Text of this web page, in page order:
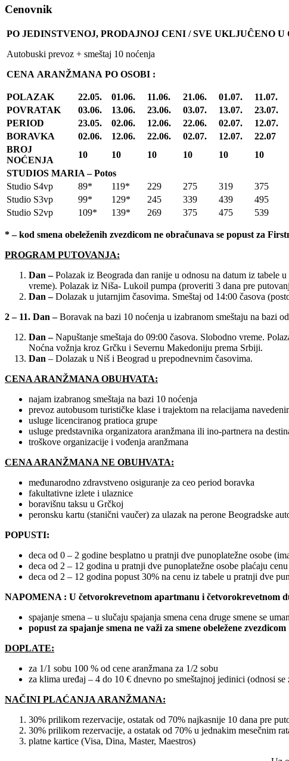
Cenovnik
PO JEDINSTVENOJ, PRODAJNOJ CENI / SVE UKLJUĈENO U
Autobuski prevoz + smeštaj 10 noćenja
CENA ARANŽMANA PO OSOBI :
POLAZAK 22.05. 01.06. 11.06. 21.06. 01.07. 11.07.
POVRATAK
03.06. 13.06. 23.06. 03.07. 13.07. 23.07.
PERIOD
23.05. 02.06. 12.06. 22.06. 02.07. 12.07.
BORAVKA
02.06. 12.06. 22.06. 02.07. 12.07. 22.07
BROJ
NOĆENJA
10 10 10 10 10 10
STUDIOS MARIA – Potos
Studio S4vp
89* 119* 229 275 319 375
Studio S3vp
99* 129* 245 339 439 495
Studio S2vp
109* 139* 269 375 475 539
* – kod smena obeleženih zvezdicom ne obračunava se popust za
PROGRAM PUTOVANJA:
Dan –Polazak iz Beograda dan ranije u odnosu na datum iz tabele
vreme). Polazak iz Niša- Lukoil pumpa (proveriti 3 dana pre
Dan –Dolazak u jutarnjim časovima. Smeštaj od 14:00 časova
2 – 11. Dan –Boravak na bazi 10 noćenja u izabranom smeštaju na bazi
Dan –Napuštanje smeštaja do 09:00 časova. Slobodno vreme.
Noćna vožnja kroz Grčku i Severnu Makedoniju prema Srbiji.
Dan – Dolazak u Niš i Beograd u prepodnevnim časovima.
CENA ARANŽMANA OBUHVATA:
najam izabranog smeštaja na bazi 10 noćenja
prevoz autobusom turističke klase i trajektom na relacijama
usluge licenciranog pratioca grupe
usluge predstavnika organizatora aranžmana ili ino-partnera na
troškove organizacije i vođenja aranžmana
CENA ARANŽMANA NE OBUHVATA:
međunarodno zdravstveno osiguranje za ceo period boravka
fakultativne izlete i ulaznice
boravišnu taksu u Grčkoj
peronsku kartu (stanični vaučer) za ulazak na perone Beogradske
POPUSTI:
deca od 0 – 2 godine besplatno u pratnji dve punoplatežne osobe
deca od 2 – 12 godina u pratnji dve punoplatežne osobe plaćaju
deca od 2 – 12 godina popust 30% na cenu iz tabele u pratnji dve
NAPOMENA : U četvorokrevetnom apartmanu i četvorokrevetnom
spajanje smena – u slučaju spajanja smena cena druge smene se
popust za spajanje smena ne važi za smene obeležene zvezdicom
DOPLATE:
za 1/1 sobu 100 % od cene aranžmana za 1/2 sobu
za klima uređaj – 4 do 10 € dnevno po smeštajnoj jedinici (odnosi
NAČINI PLAĆANJA ARANŽMANA:
30% prilikom rezervacije, ostatak od 70% najkasnije 10 dana pre
30% prilikom rezervacije, a ostatak od 70% u jednakim mesečnim
platne kartice (Visa, Dina, Master, Maestros)